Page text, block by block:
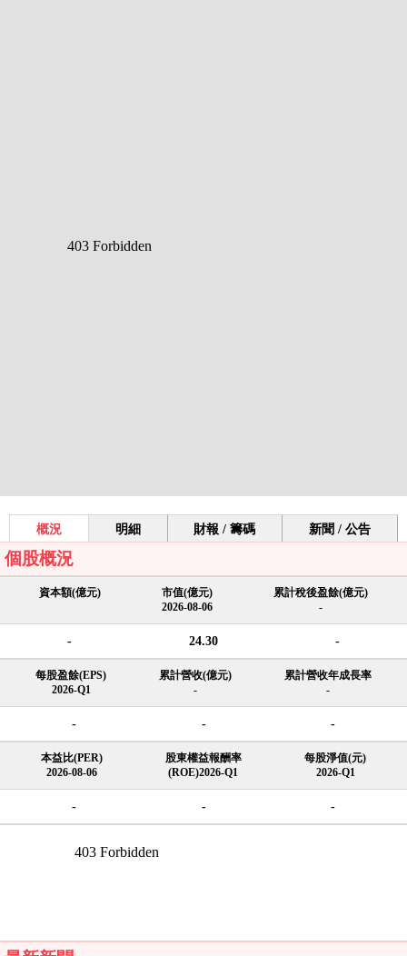
概況 明細 財報 / 籌碼 新聞 / 公告
個股概況
資本額(億元)
市值(億元)
2026-08-06
累計稅後盈餘(億元)
-
- 24.30 -
每股盈餘(EPS)
2026-Q1
累計營收(億元)
-
累計營收年成長率
-
- - -
本益比(PER)
2026-08-06
股東權益報酬率
(ROE)2026-Q1
每股淨值(元)
2026-Q1
- - -